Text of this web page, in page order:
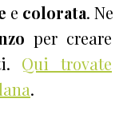
e colorata. Ne
per creare
Qui trovate
.